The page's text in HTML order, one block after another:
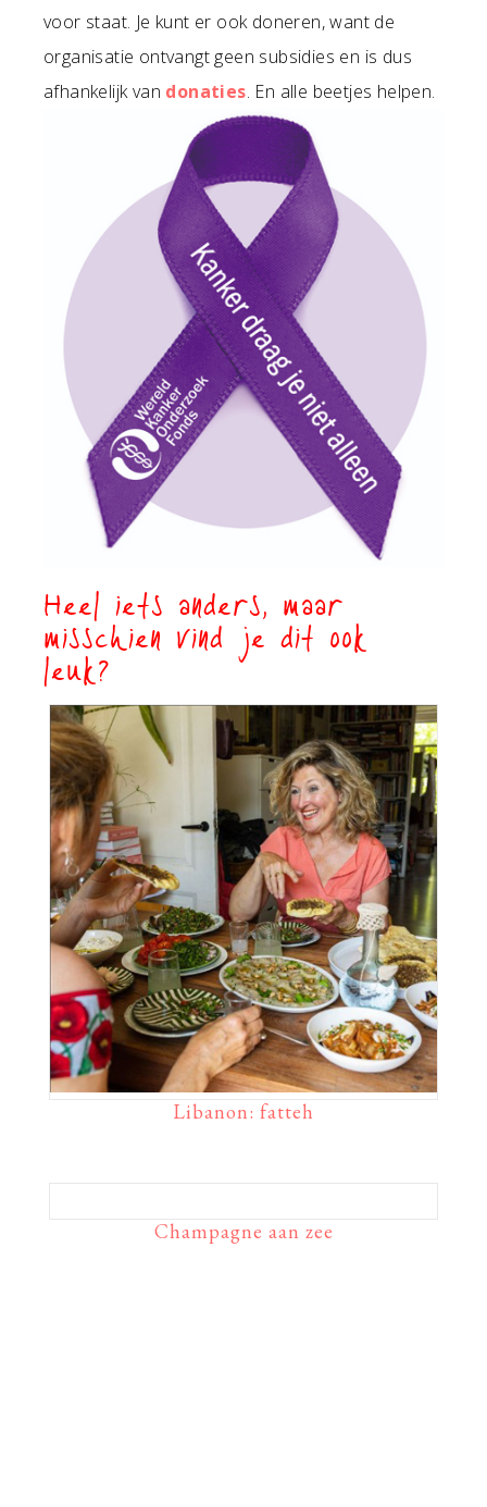
voor staat. Je kunt er ook doneren, want de
organisatie ontvangt geen subsidies en is dus
afhankelijk van donaties. En alle beetjes helpen.
Heel iets anders, maar
misschien vind je dit ook
leuk?
Libanon: fatteh
Champagne aan zee